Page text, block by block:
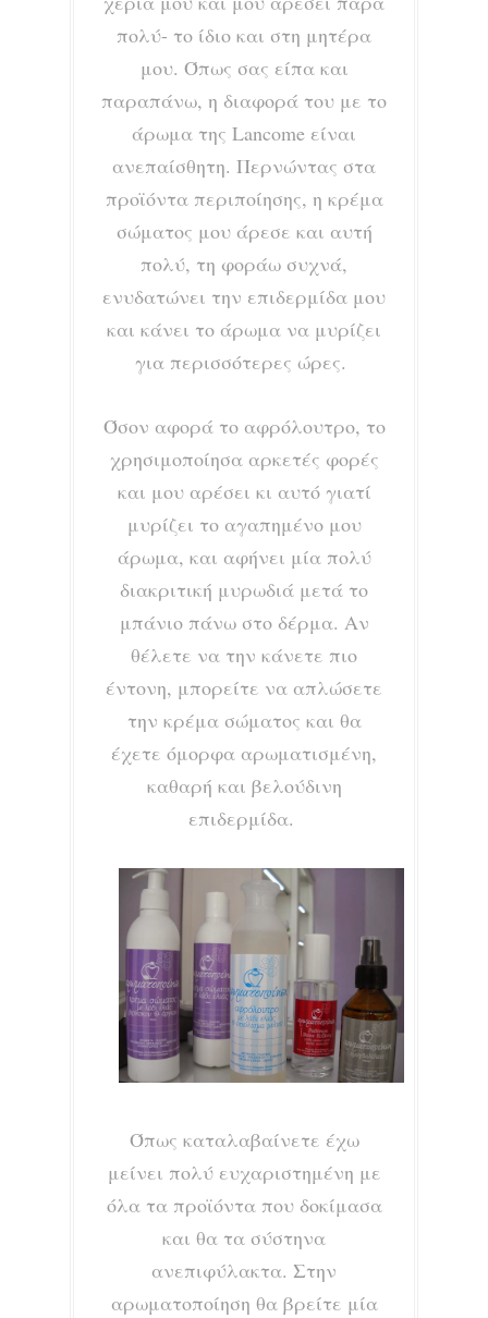
πολύ- το ίδιο και στη μητέρα
μου. Όπως σας είπα και
παραπάνω, η διαφορά του με το
άρωμα της Lancome είναι
ανεπαίσθητη. Περνώντας στα
προϊόντα περιποίησης, η κρέμα
σώματος μου άρεσε και αυτή
πολύ, τη φοράω συχνά,
ενυδατώνει την επιδερμίδα μου
και κάνει το άρωμα να μυρίζει
για περισσότερες ώρες.
Όσον αφορά το αφρόλουτρο, το
χρησιμοποίησα αρκετές φορές
και μου αρέσει κι αυτό γιατί
μυρίζει το αγαπημένο μου
άρωμα, και αφήνει μία πολύ
διακριτική μυρωδιά μετά το
μπάνιο πάνω στο δέρμα. Αν
θέλετε να την κάνετε πιο
έντονη, μπορείτε να απλώσετε
την κρέμα σώματος και θα
έχετε όμορφα αρωματισμένη,
καθαρή και βελούδινη
επιδερμίδα.
Όπως καταλαβαίνετε έχω
μείνει πολύ ευχαριστημένη με
όλα τα προϊόντα που δοκίμασα
και θα τα σύστηνα
ανεπιφύλακτα. Στην
αρωματοποίηση θα βρείτε μία